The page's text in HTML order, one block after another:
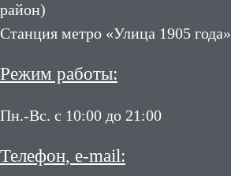
район)
Станция метро «Улица 1905 года»
Режим работы:
Пн.-Вс. с 10:00 до 21:00
Телефон, e-mail: